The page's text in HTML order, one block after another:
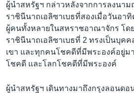
ผู้นำสหรัฐฯ กล่าวหลังจากการลงนาม
ราชินีนาถเอลิซาเบธที่สองเมื่อวันอา
ผู้คนทั้งหลายในสหราชอาณาจักร โด
ราชินีนาถเอลิซาเบธที่ 2 ทรงเป็นบุค
เขา และทุกคนโชคดีที่มีพระองค์อยู่ม
โชคดี และโลกโชคดีที่มีพระองค์
ผู้นำสหรัฐฯ เดินทางมาถึงกรุงลอนดอ